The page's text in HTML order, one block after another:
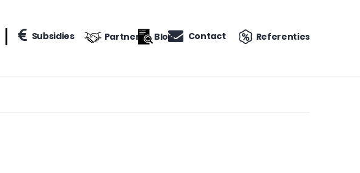
Subsidies Partners Blog Contact Referenties